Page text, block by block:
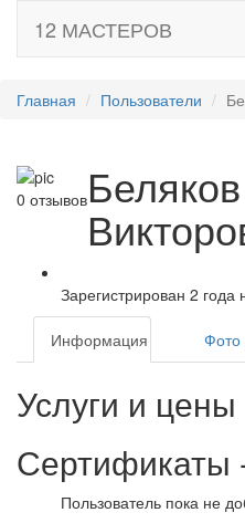
12 МАСТЕРОВ
Главная Пользователи
0 отзывов
Зарегистрирован 2 года
Информация Фото
Услуги и цены
Сертификаты
Пользователь пока не